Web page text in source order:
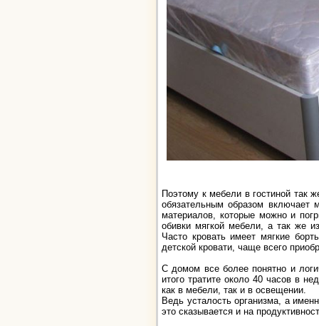
Поэтому к мебели в гостиной так
обязательным образом
материалов, которые можно и
обивки мягкой мебели, а так же
Часто кровать имеет мягкие
детской кровати, чаще всего
С домом все более понятно и
итого тратите около 40 часов в
как в мебели, так и в освещении.
Ведь усталость организма, а
это сказывается и на